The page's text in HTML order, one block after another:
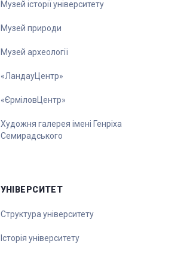
Музей історії університету
Музей природи
Музей археології
«ЛандауЦентр»
«ЄрміловЦентр»
Художня галерея імені Генріха
Семирадського
УНІВЕРСИТЕТ
Структура університету
Історія університету